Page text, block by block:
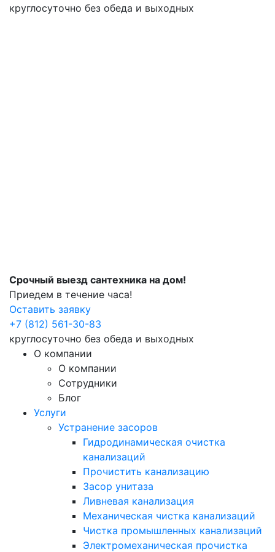
круглосуточно без обеда и выходных
Срочный выезд сантехника на дом!
Приедем в течение часа!
Оставить заявку
+7 (812) 561-30-83
круглосуточно без обеда и выходных
О компании
О компании
Сотрудники
Блог
Услуги
Устранение засоров
Гидродинамическая очистка
канализаций
Прочистить канализацию
Засор унитаза
Ливневая канализация
Механическая чистка канализаций
Чистка промышленных канализаций
Электромеханическая прочистка